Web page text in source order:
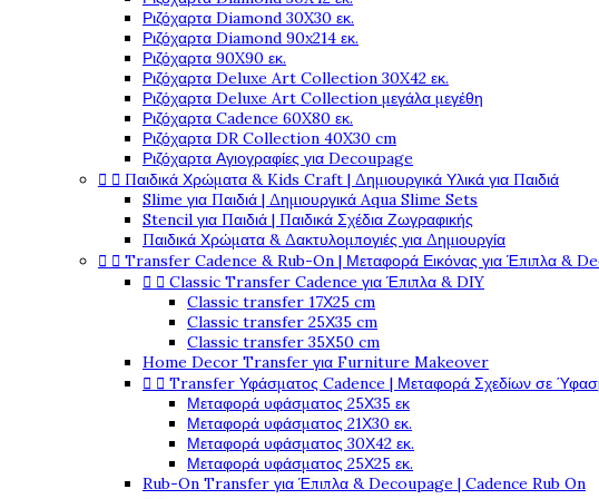
Ριζόχαρτα Diamond 30X30 εκ.
Ριζόχαρτα Diamond 90x214 εκ.
Ριζόχαρτα 90X90 εκ.
Ριζόχαρτα Deluxe Art Collection 30X42 εκ.
Ριζόχαρτα Deluxe Art Collection μεγάλα μεγέθη
Ριζόχαρτα Cadence 60X80 εκ.
Ριζόχαρτα DR Collection 40X30 cm
Ριζόχαρτα Αγιογραφίες για Decoupage
  Παιδικά Χρώματα & Kids Craft | Δημιουργικά Υλικά για Παιδιά
Slime για Παιδιά | Δημιουργικά Aqua Slime Sets
Stencil για Παιδιά | Παιδικά Σχέδια Ζωγραφικής
Παιδικά Χρώματα & Δακτυλομπογιές για Δημιουργία
  Transfer Cadence & Rub-On | Μεταφορά Εικόνας για Έπιπλα &
  Classic Transfer Cadence για Έπιπλα & DIY
Classic transfer 17Χ25 cm
Classic transfer 25Χ35 cm
Classic transfer 35Χ50 cm
Home Decor Transfer για Furniture Makeover
  Transfer Υφάσματος Cadence | Μεταφορά Σχεδίων σε
Μεταφορά υφάσματος 25Χ35 εκ
Μεταφορά υφάσματος 21Χ30 εκ.
Μεταφορά υφάσματος 30Χ42 εκ.
Μεταφορά υφάσματος 25Χ25 εκ.
Rub-On Transfer για Έπιπλα & Decoupage | Cadence Rub On